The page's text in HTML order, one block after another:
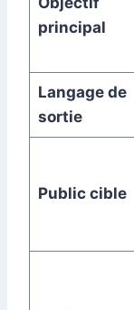
principal
Langage de
sortie
Public cible